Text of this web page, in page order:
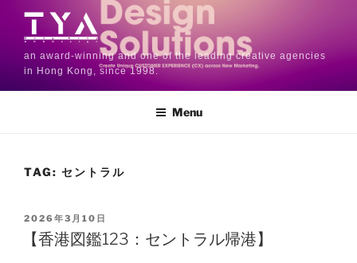
an award-winning and one of the leading creative agencies
in Hong Kong, since 1998.
Menu
TAG: セントラル
2026年3月10日
【香港図鑑123：セントラル帰港】